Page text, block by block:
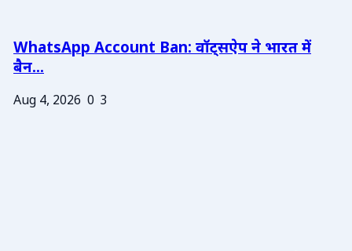
WhatsApp Account Ban: वॉट्सऐप ने भारत में
बैन...
Aug 4, 2026 0 3